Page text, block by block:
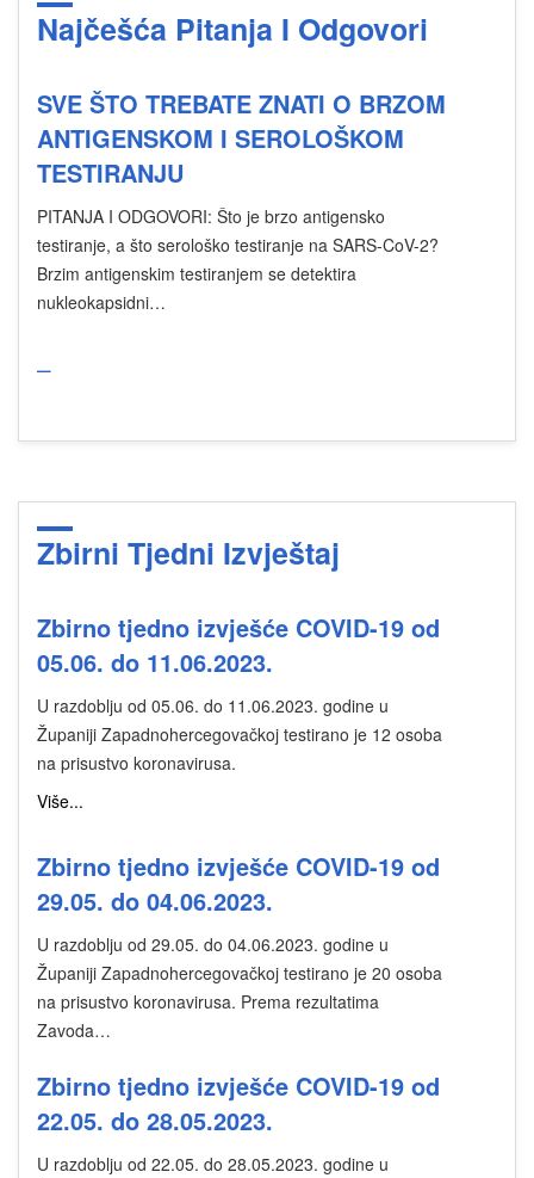
Najčešća Pitanja I Odgovori
SVE ŠTO TREBATE ZNATI O BRZOM
ANTIGENSKOM I SEROLOŠKOM
TESTIRANJU
PITANJA I ODGOVORI: Što je brzo antigensko
testiranje, a što serološko testiranje na SARS-CoV-2?
Brzim antigenskim testiranjem se detektira
nukleokapsidni…
Zbirni Tjedni Izvještaj
Zbirno tjedno izvješće COVID-19 od
05.06. do 11.06.2023.
U razdoblju od 05.06. do 11.06.2023. godine u
Županiji Zapadnohercegovačkoj testirano je 12 osoba
na prisustvo koronavirusa.
Više...
Zbirno tjedno izvješće COVID-19 od
29.05. do 04.06.2023.
U razdoblju od 29.05. do 04.06.2023. godine u
Županiji Zapadnohercegovačkoj testirano je 20 osoba
na prisustvo koronavirusa. Prema rezultatima
Zavoda…
Zbirno tjedno izvješće COVID-19 od
22.05. do 28.05.2023.
U razdoblju od 22.05. do 28.05.2023. godine u